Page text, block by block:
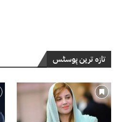
تازہ ترین پوسٹس